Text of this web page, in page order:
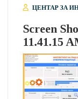
ЦЕНТАР ЗА
Screen
11.41.15